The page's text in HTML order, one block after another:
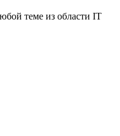
теме из области IT